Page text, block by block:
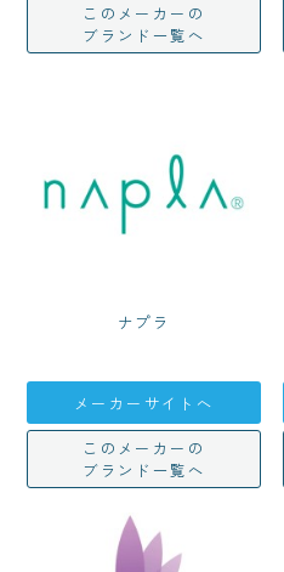
このメーカーの
ブランド一覧へ
ナプラ
メーカーサイトへ
このメーカーの
ブランド一覧へ